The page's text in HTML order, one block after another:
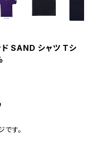
SAND シャツ Tシ
す。